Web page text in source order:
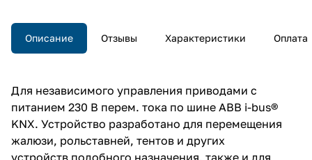
Описание Отзывы Характеристики Оплата
Для независимого управления приводами с
питанием 230 В перем. тока по шине ABB i-bus®
KNX. Устройство разработано для перемещения
жалюзи, рольставней, тентов и других
устройств подобного назначения, также и для